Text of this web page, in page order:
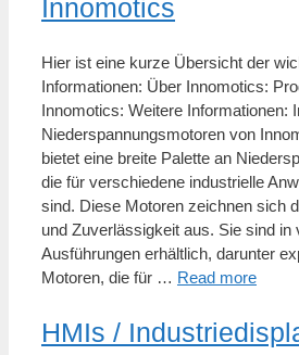
Innomotics
Hier ist eine kurze Übersicht der
Informationen: Über Innomotics:
Innomotics: Weitere Informationen:
Niederspannungsmotoren von
bietet eine breite Palette an
die für verschiedene industrielle
sind. Diese Motoren zeichnen sich
und Zuverlässigkeit aus. Sie sind in
Ausführungen erhältlich, darunter
Motoren, die für … Read more
HMIs /